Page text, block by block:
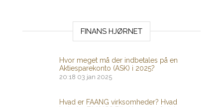
FINANS HJØRNET
Hvor meget må der indbetales på en
Aktiesparekonto (ASK) i 2025?
20:18 03 jan 2025
Hvad er FAANG virksomheder? Hvad